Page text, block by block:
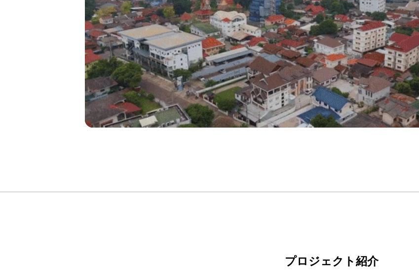
プロジェクト紹介